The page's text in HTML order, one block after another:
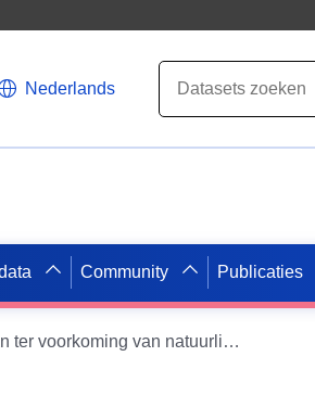
Nederlands
Community Publicaties
Dataset Direct Download Service (WFS): Plan ter voorkoming van natuurlijke risico’s van terreinbewegingen — Gemeente Montjoi — Lineaire oorsprong van het risico — Departement Tarn-et-Garonne